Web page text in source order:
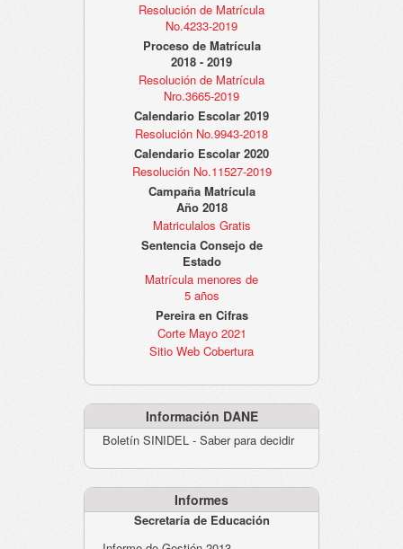
Resolución de Matrícula
No.4233-2019
Proceso de Matrícula
2018 - 2019
Resolución de Matrícula
Nro.3665-2019
Calendario Escolar 2019
Resolución No.9943-2018
Calendario Escolar 2020
Resolución No.11527-2019
Campaña Matrícula
Año 2018
Matriculalos Gratis
Sentencia Consejo de
Estado
Matrícula menores de
5 años
Pereira en Cifras
Corte Mayo 2021
Sitio Web Cobertura
Información DANE
Boletín SINIDEL - Saber para decidir
Informes
Secretaría de Educación